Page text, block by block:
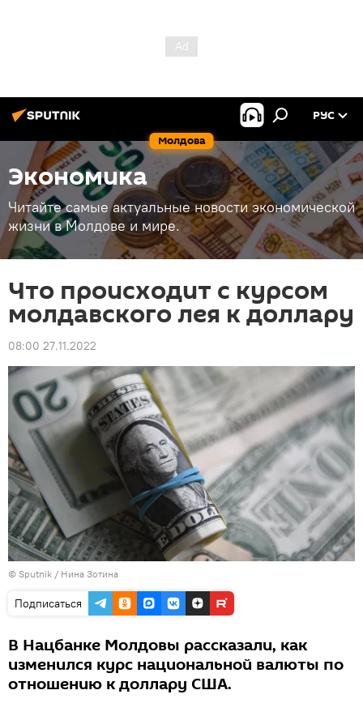
Молдова
РУС
Экономика
Читайте самые актуальные новости экономической
жизни в Молдове и мире.
Что происходит с курсом
молдавского лея к доллару
08:00 27.11.2022
© Sputnik / Нина Зотина
Подписаться
В Нацбанке Молдовы рассказали, как
изменился курс национальной валюты по
отношению к доллару США.